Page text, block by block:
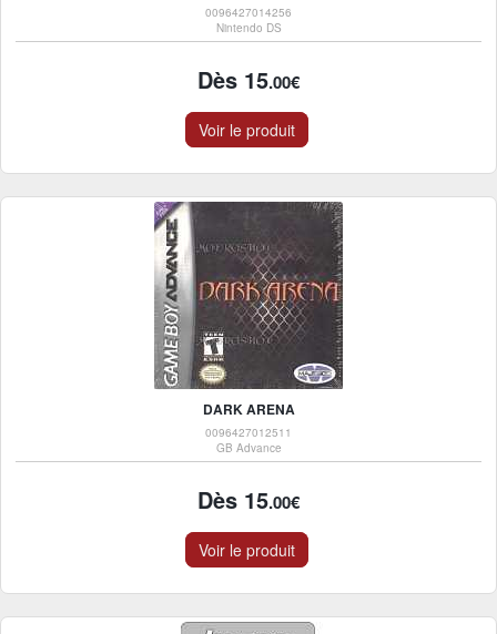
0096427014256
Nintendo DS
Dès 15.00€
Voir le produit
DARK ARENA
0096427012511
GB Advance
Dès 15.00€
Voir le produit